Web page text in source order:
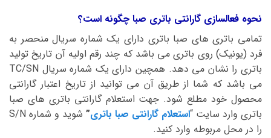
نحوه فعالسازی گارانتی باتری صبا چگونه است؟
تمامی باتری های صبا باتری دارای یک شماره سریال منحصر به
فرد (یونیک) روی باتری می باشد که چند رقم اولیه آن تاریخ تولید
باتری را نشان می دهد. همچین دارای یک شماره سریال TC/SN
می باشد که شما از طریق آن می توانید از تاریخ اعتبار گارانتی
محصول خود مطلع شود. جهت استعلام گارانتی باتری های صبا
باتری وارد سایت “استعلام گارانتی صبا باتری”
شوید و شماره S/N
را در محل مربوطه وارد کنید.